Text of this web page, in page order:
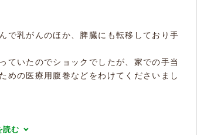
で乳がんのほか、脾臓にも転移しており手
いたのでショックでしたが、家での手当
めの医療用腹巻などをわけてくださいまし
読む